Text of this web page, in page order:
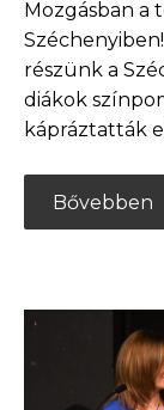
Mozgásban a
részünk a
diákok
kápráztatták
Bővebben